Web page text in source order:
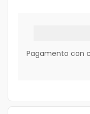
Pagamento con